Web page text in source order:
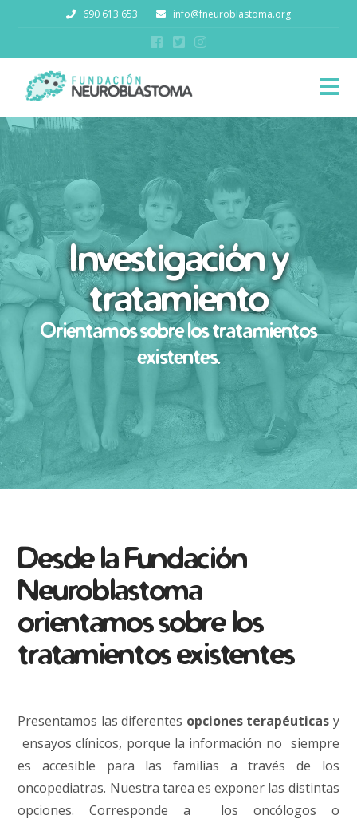
690 613 653 info@fneuroblastoma.org
Investigación y
tratamiento
Orientamos sobre los tratamientos
existentes.
Desde la Fundación
Neuroblastoma
orientamos sobre los
tratamientos existentes
Presentamos las diferentes opciones terapéuticas y
ensayos clínicos, porque la información no siempre
es accesible para las familias a través de los
oncopediatras. Nuestra tarea es exponer las distintas
opciones. Corresponde a los oncólogos o